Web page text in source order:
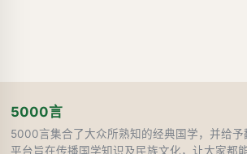
5000言
5000言集合了大众所熟知的经典国学，并给予
平台旨在传播国学知识及民族文化，让大家都